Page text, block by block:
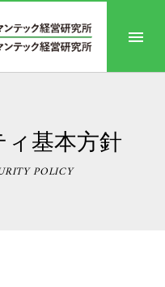
基本方針
POLICY